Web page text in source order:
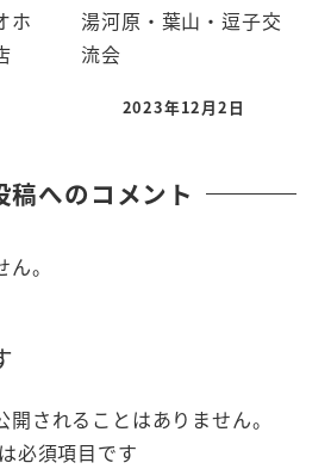
ホ
湯河原・葉山・逗子交
流会
2023年12月2日
稿へのコメント
。
されることはありません。
必須項目です